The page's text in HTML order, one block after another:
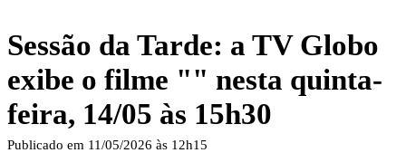
Sessão da Tarde: a TV Globo
exibe o filme "" nesta quinta-
feira, 14/05 às 15h30
Publicado em 11/05/2026 às 12h15